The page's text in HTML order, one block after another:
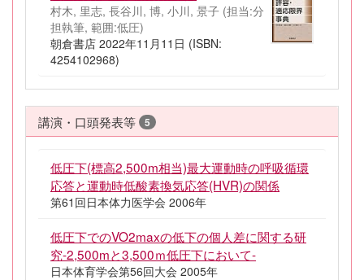
村木, 里志, 長谷川, 博, 小川, 景子 (担当:分
担執筆, 範囲:低圧)
朝倉書店 2022年11月11日 (ISBN:
4254102968)
講演・口頭発表等 5
低圧下(標高2,500m相当)最大運動時の呼吸循環
応答と運動時低酸素換気応答(HVR)の関係
第61回日本体力医学会 2006年
低圧下でのVO2maxの低下の個人差に関する研
究-2,500mと3,500ｍ低圧下において-
日本体育学会第56回大会 2005年